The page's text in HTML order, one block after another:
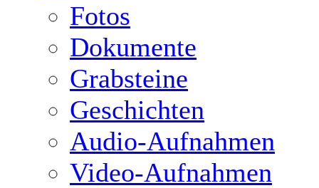
Fotos
Dokumente
Grabsteine
Geschichten
Audio-Aufnahmen
Video-Aufnahmen